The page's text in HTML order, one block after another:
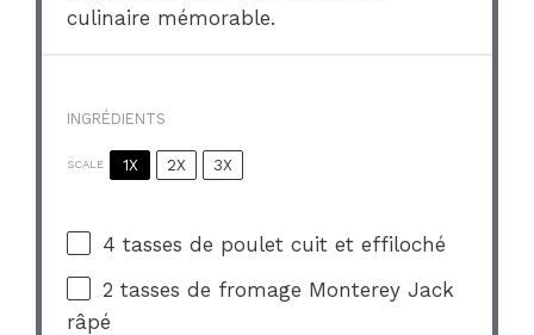
culinaire mémorable.
INGRÉDIENTS
SCALE 1X 2X 3X
4 tasses de poulet cuit et effiloché
2 tasses de fromage Monterey Jack
râpé